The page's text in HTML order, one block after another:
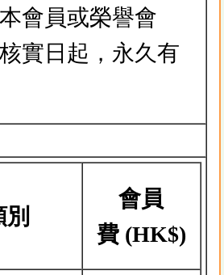
會員或榮譽會
實日起，永久有
會員
費 (HK$)